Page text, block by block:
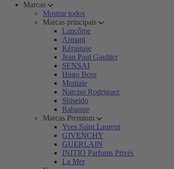
Marcas
Mostrar todos
Marcas principais
Lancôme
Armani
Kérastase
Jean Paul Gaultier
SENSAI
Hugo Boss
Montale
Narciso Rodriguez
Shiseido
Rabanne
Marcas Premium
Yves Saint Laurent
GIVENCHY
GUERLAIN
INITIO Parfums Privés
La Mer